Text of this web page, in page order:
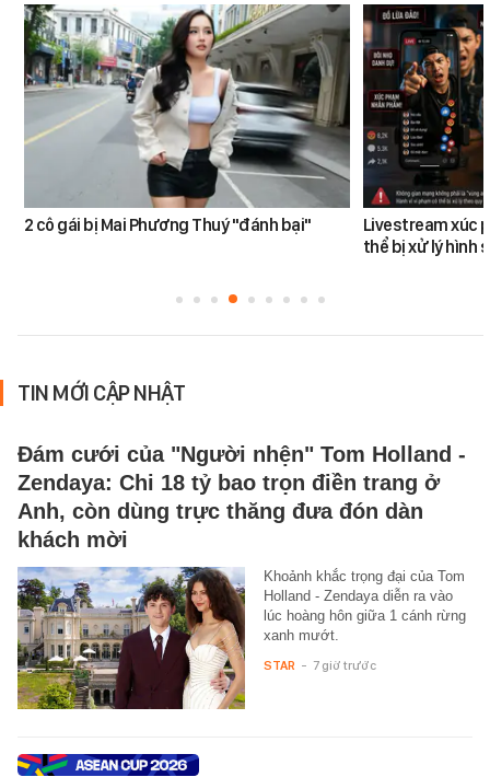
2 cô gái bị Mai Phương Thuý "đánh bại"
Livestream xúc
thể bị xử lý hình
TIN MỚI CẬP NHẬT
Đám cưới của "Người nhện" Tom Holland -
Zendaya: Chi 18 tỷ bao trọn điền trang ở
Anh, còn dùng trực thăng đưa đón dàn
khách mời
Khoảnh khắc trọng đại của Tom
Holland - Zendaya diễn ra vào
lúc hoàng hôn giữa 1 cánh rừng
xanh mướt.
STAR - 7 giờ trước